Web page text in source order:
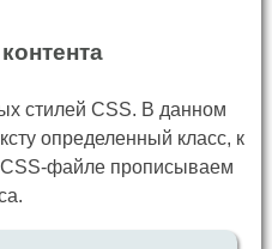
стилей CSS. В данном
определенный класс, к
файле прописываем